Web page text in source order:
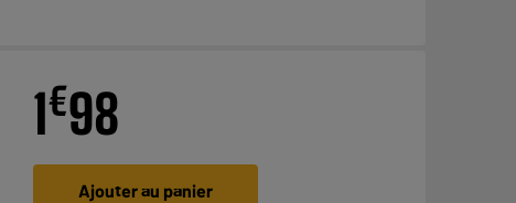
1€98
Ajouter au panier